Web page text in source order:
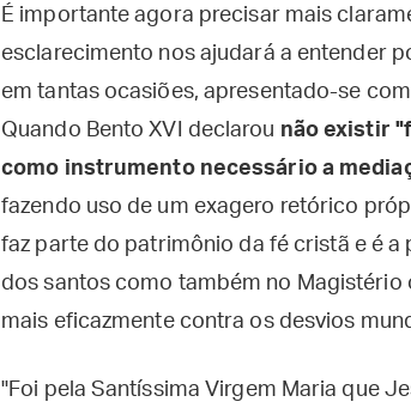
É importante agora precisar mais
esclarecimento nos ajudará a entender
em tantas ocasiões, apresentado-se
Quando Bento XVI declarou não existir
como instrumento necessário a
fazendo uso de um exagero retórico
faz parte do patrimônio da fé cristã e é
dos santos como também no
mais eficazmente contra os desvios
"Foi pela Santíssima Virgem Maria que